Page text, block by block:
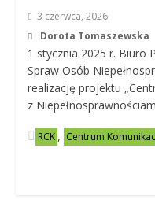
3 czerwca, 2026
Dorota Tomaszewska
1 stycznia 2025 r. Biuro
Spraw Osób
realizację projektu
z
RCK , Centrum